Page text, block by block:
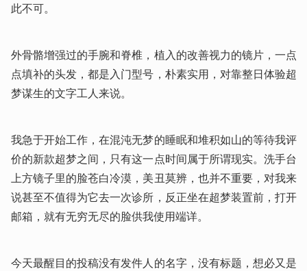
此不可。
外骨骼增强过的手腕和脊椎，植入的改善视力的镜片，一点
点填补的头发，都是入门型号，朴素实用，对靠整日体验超
梦谋生的文字工人来说。
我急于开始工作，在混沌无梦的睡眠和堆积如山的等待我评
价的新款超梦之间，只有这一点时间属于所谓现实。洗手台
上方镜子里的脸苍白冷漠，美丑莫辨，也并不重要，对我来
说甚至不值得为它去一次诊所，反正坐在超梦装置前，打开
邮箱，就有无穷无尽的脸供我使用端详。
今天最醒目的投稿没有发件人的名字，没有标题，想必又是